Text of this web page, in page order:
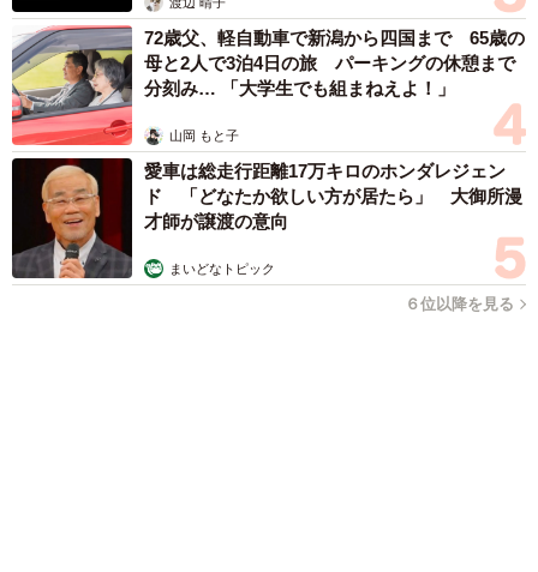
・新車ホンダ ヴェゼル（RV系）の評価は4.5
・中古車日産エクストレイル（T32型）の評価は3.5
ヴェゼル（RV系）の燃費（WLTCモード）は下記の通り。
【1.5Lエンジンハイブリッド】
・2WD：25.2～26.0km/L
・4WD：21.2～21.5km/L
愛車は総走行距離17万キロのホンダレジェンド 「どなたか欲
しい方が居たら」 大御所漫才師が譲渡の意向
まいどなトピック
2026.08.06
【漫画】「高い家賃を払えるのに、まだ欲し